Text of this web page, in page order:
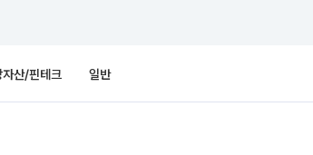
자산/핀테크 일반